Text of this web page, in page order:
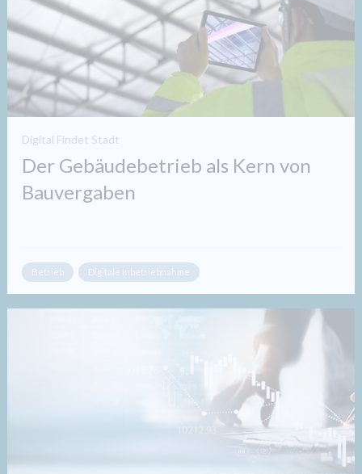
Digital Findet Stadt
Der Gebäudebetrieb als Kern von
Bauvergaben
Betrieb Digitale Inbetriebnahme